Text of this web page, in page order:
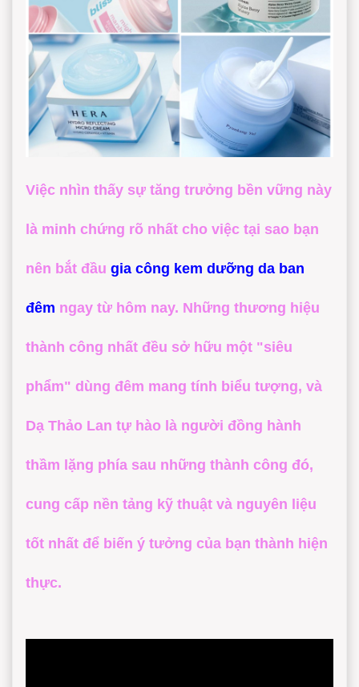
Việc nhìn thấy sự tăng trưởng bền vững này
là minh chứng rõ nhất cho việc tại sao bạn
nên bắt đầu gia công kem dưỡng da ban
đêm ngay từ hôm nay. Những thương hiệu
thành công nhất đều sở hữu một "siêu
phẩm" dùng đêm mang tính biểu tượng, và
Dạ Thảo Lan tự hào là người đồng hành
thầm lặng phía sau những thành công đó,
cung cấp nền tảng kỹ thuật và nguyên liệu
tốt nhất để biến ý tưởng của bạn thành hiện
thực.